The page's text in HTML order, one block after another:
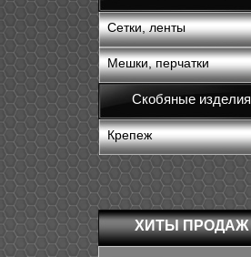
Сетки, ленты
Мешки, перчатки
Скобяные изделия
Крепеж
ХИТЫ ПРОДАЖ